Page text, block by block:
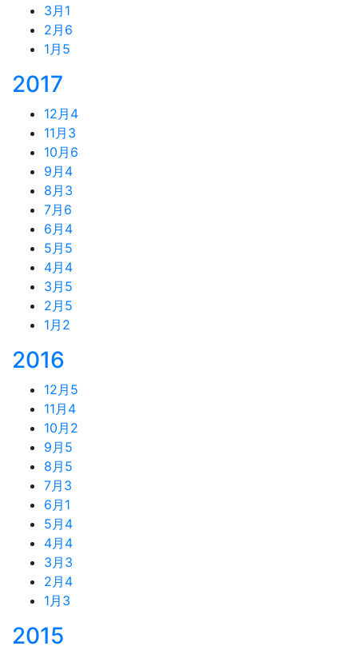
3月 1
2月 6
1月 5
2017
12月 4
11月 3
10月 6
9月 4
8月 3
7月 6
6月 4
5月 5
4月 4
3月 5
2月 5
1月 2
2016
12月 5
11月 4
10月 2
9月 5
8月 5
7月 3
6月 1
5月 4
4月 4
3月 3
2月 4
1月 3
2015